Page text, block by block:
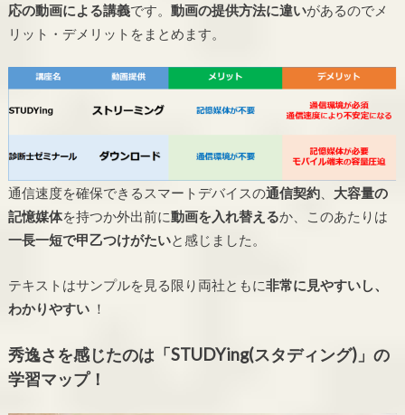
応の動画による講義です。 動画の提供方法に違いがあるのでメ
リット・デメリットをまとめます。
通信速度を確保できるスマートデバイスの通信契約、 大容量の
記憶媒体を持つか外出前に動画を入れ替えるか、このあたりは
一長一短で甲乙つけがたいと感じました。
テキストはサンプルを見る限り両社ともに非常に見やすいし、
わかりやすい ！
秀逸さを感じたのは「STUDYing(スタディング)」の
学習マップ！